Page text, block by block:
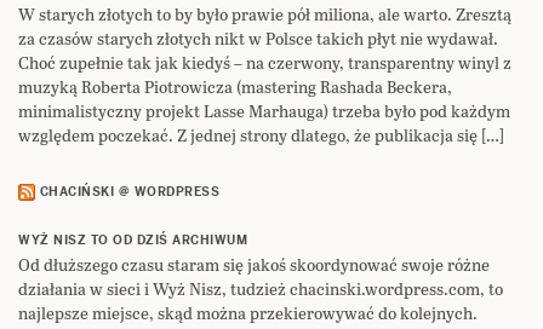
W starych złotych to by było prawie pół miliona, ale warto. Zresztą
za czasów starych złotych nikt w Polsce takich płyt nie wydawał.
Choć zupełnie tak jak kiedyś – na czerwony, transparentny winyl z
muzyką Roberta Piotrowicza (mastering Rashada Beckera,
minimalistyczny projekt Lasse Marhauga) trzeba było pod każdym
względem poczekać. Z jednej strony dlatego, że publikacja się […]
CHACIŃSKI @ WORDPRESS
WYŻ NISZ TO OD DZIŚ ARCHIWUM
Od dłuższego czasu staram się jakoś skoordynować swoje różne
działania w sieci i Wyż Nisz, tudzież chacinski.wordpress.com, to
najlepsze miejsce, skąd można przekierowywać do kolejnych.